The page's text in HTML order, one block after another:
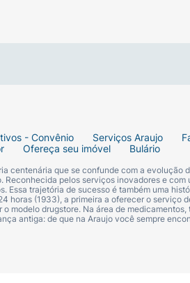
- Convênio Serviços Araujo
Ofereça seu imóvel Bulário
centenária que se confunde com a evolução
pelos serviços inovadores e com
Essa trajetória de sucesso é também uma
horas (1933), a primeira a oferecer o serviço
modelo drugstore. Na área de medicamentos,
antiga: de que na Araujo você sempre